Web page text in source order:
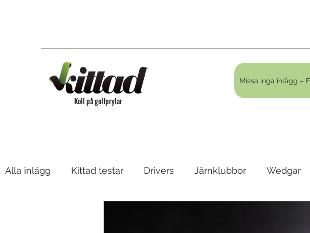
Koll på golfprylar
Alla inlägg Kittad testar Drivers Järnklubbor Wedgar